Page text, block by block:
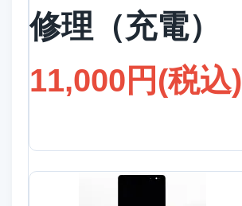
修理（充電）
11,000円(税込)